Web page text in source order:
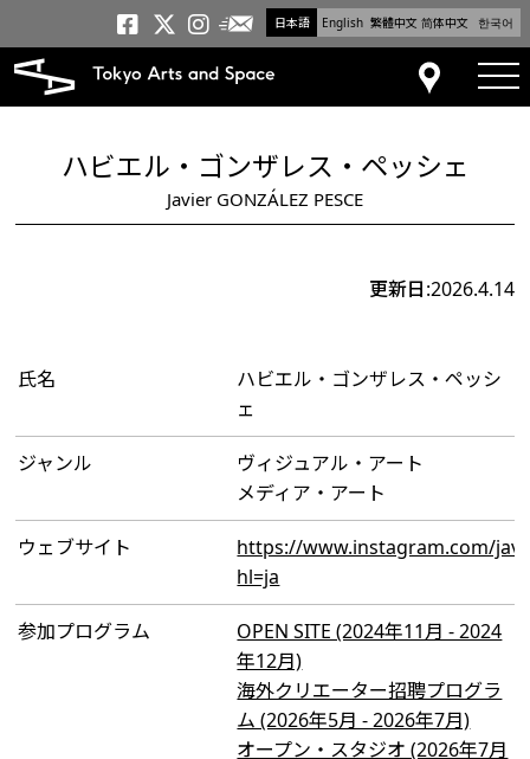
日本語 English 繁體中文 简体中文 한국어
トーキョーアーツアンド
トーキョーアーツアンド
トーキョーアーツア
メールニュース
アクセス
ハビエル・ゴンザレス・ペッシェ
Javier GONZÁLEZ PESCE
更新日:2026.4.14
氏名
ハビエル・ゴンザレス・ペッシ
ェ
ジャンル
ヴィジュアル・アート
メディア・アート
ウェブサイト
https://www.instagram.com/
hl=ja
参加プログラム
OPEN SITE (2024年11月 - 2024
年12月)
海外クリエーター招聘プログラ
ム (2026年5月 - 2026年7月)
オープン・スタジオ (2026年7月